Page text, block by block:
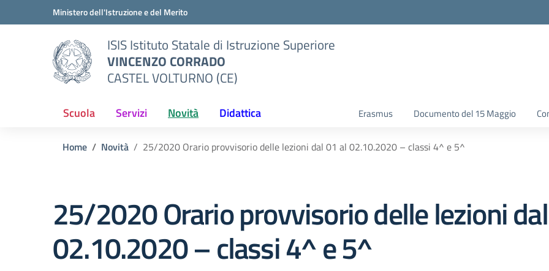
Vai ai contenuti
Vai al menu di navigazioneMinistero dell'Istruzione e del Merito
ISIS Istituto Statale di Istruzione Superiore
VINCENZO CORRADO
CASTEL VOLTURNO (CE)
Scuola Servizi Novità Didattica Erasmus Documento del 15 Maggio
Home Novità 25/2020 Orario provvisorio delle lezioni dal 01 al 02.10.2020 – classi 4^ e 5^
25/2020 Orario provvisorio delle lezioni
02.10.2020 – classi 4^ e 5^